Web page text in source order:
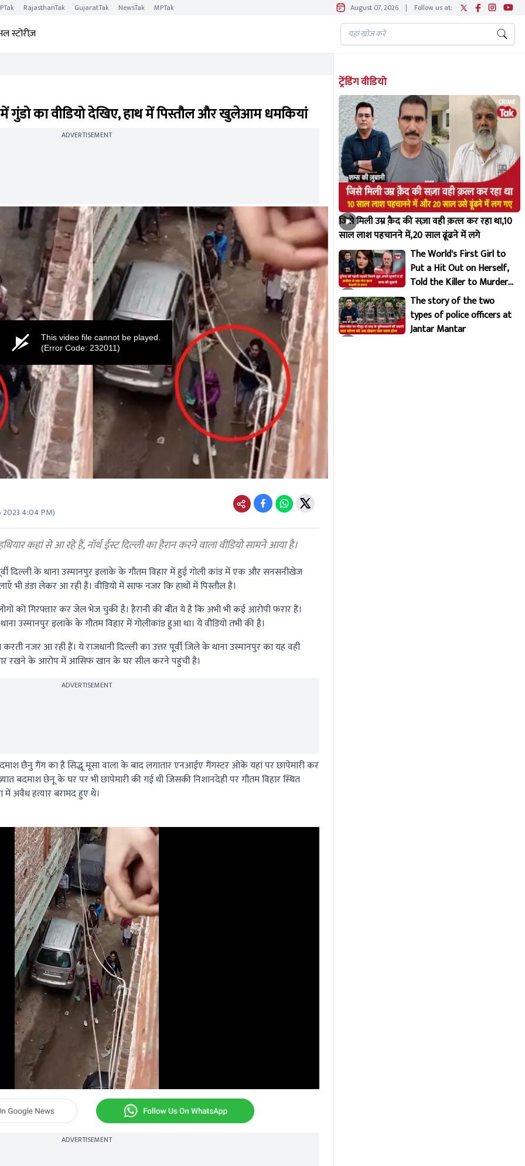
RajasthanTak GujaratTak NewsTak MPTak August 07, 2026 | Follow us at:
स्टोरीज़
गुंडो का वीडियो देखिए, हाथ में पिस्तौल और खुलेआम धमकियां
ADVERTISEMENT
This video file cannot be played.
(Error Code: 232011)
2023 4:04 PM)
कहां से आ रहे हैं, नॉर्थ ईस्ट दिल्ली का हैरान करने वाला वीडियो सामने आया है।
दिल्ली के थाना उस्मानपुर इलाके के गौतम विहार में हुई गोली कांड में एक और सनसनीखेज
भी डंडा लेकर आ रही है। वीडियो में साफ नजर कि हाथों में पिस्तौल है।
को गिरफ्तार कर जेल भेज चुकी है। हैरानी की बीत ये है कि अभी भी कई आरोपी फरार हैं।
उस्मानपुर इलाके के गौतम विहार में गोलीकांड हुआ था। ये वीडियो तभी की है।
करती नजर आ रही हैं। ये राजधानी दिल्ली का उत्तर पूर्वी जिले के थाना उस्मानपुर का यह वही
रखने के आरोप में आसिफ खान के घर सील करने पहुंची है।
ADVERTISEMENT
छैनु गैंग का है सिद्धू मूसा वाला के बाद लगातार एनआईए गैंगस्टर ओके यहां पर छापेमारी कर
बदमाश छेनू के घर पर भी छापेमारी की गई थी जिसकी निशानदेही पर गौतम विहार स्थित
में अवैध हत्यार बरामद हुए थे।
ADVERTISEMENT
ट्रेंडिंग वीडियो
जिसे मिली उम्र क़ैद की सज़ा वही क़त्ल कर रहा था,10
साल लाश पहचानने में,20 साल ढूंढने में लगे
The World's First Girl to
Put a Hit Out on Herself,
Told the Killer to Murder
Her Brutally
The story of the two
types of police officers at
Jantar Mantar